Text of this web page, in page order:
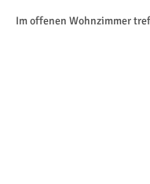
Im offenen Wohnzimmer